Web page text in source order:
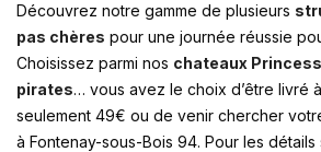
Découvrez notre gamme de plusieurs
pas chères pour une journée réussie
Choisissez parmi nos chateaux
pirates… vous avez le choix d’être livré
seulement 49€ ou de venir chercher
à Fontenay-sous-Bois 94. Pour les détails